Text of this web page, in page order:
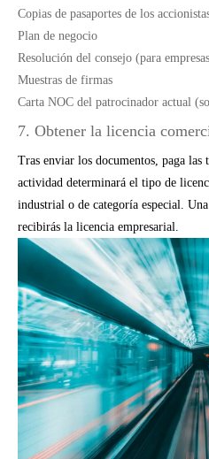
Copias de pasaportes de los
Plan de negocio
Resolución del consejo (para
Muestras de firmas
Carta NOC del patrocinador actual
7. Obtener la licencia
Tras enviar los documentos, paga las
actividad determinará el tipo de
industrial o de categoría especial.
recibirás la licencia empresarial.